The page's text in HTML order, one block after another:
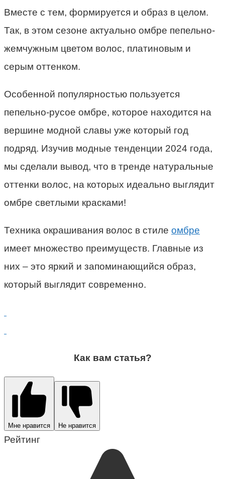
Вместе с тем, формируется и образ в целом.
Так, в этом сезоне актуально омбре пепельно-
жемчужным цветом волос, платиновым и
серым оттенком.
Особенной популярностью пользуется
пепельно-русое омбре, которое находится на
вершине модной славы уже который год
подряд. Изучив модные тенденции 2024 года,
мы сделали вывод, что в тренде натуральные
оттенки волос, на которых идеально выглядит
омбре светлыми красками!
Техника окрашивания волос в стиле омбре
имеет множество преимуществ. Главные из
них – это яркий и запоминающийся образ,
который выглядит современно.
Как вам статья?
Мне нравится Не нравится
Рейтинг